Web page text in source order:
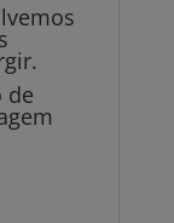
de